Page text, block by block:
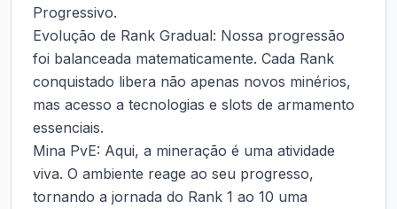
Progressivo.
Evolução de Rank Gradual: Nossa progressão
foi balanceada matematicamente. Cada Rank
conquistado libera não apenas novos minérios,
mas acesso a tecnologias e slots de armamento
essenciais.
Mina PvE: Aqui, a mineração é uma atividade
viva. O ambiente reage ao seu progresso,
tornando a jornada do Rank 1 ao 10 uma